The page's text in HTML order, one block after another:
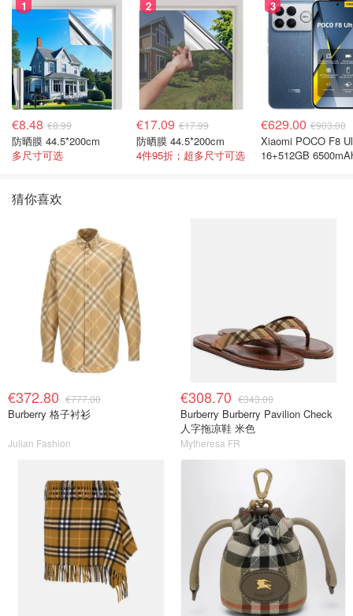
1
€8.48 €8.99
防晒膜 44.5*200cm
多尺寸可选
2
€17.09 €17.99
防晒膜 44.5*200cm
4件95折；超多尺寸可选
3
€629.00 €903.00
Xiaomi POCO F8
16+512GB
猜你喜欢
€372.80 €777.00
Burberry 格子衬衫
Julian Fashion
€308.70 €343.00
Burberry Burberry Pavilion Check
人字拖凉鞋 米色
Mytheresa FR